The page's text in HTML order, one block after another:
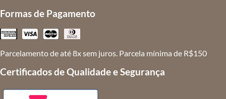
Formas de Pagamento
Parcelamento de até 8x sem juros. Parcela mínima de R$150
Certificados de Qualidade e Segurança